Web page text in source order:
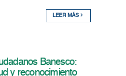
LEER MÁS
Banesco:
y reconocimiento